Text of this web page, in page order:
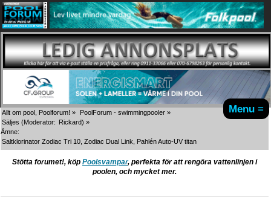
Menu ≡
Allt om pool, Poolforum! » PoolForum - swimmingpooler »
Säljes (Moderator: Rickard) »
Ämne:
Saltklorinator Zodiac Tri 10, Zodiac Dual Link, Pahlén Auto-UV titan
Stötta forumet!, köp Poolsvampar, perfekta för att rengöra vattenlinjen i
poolen, och mycket mer.